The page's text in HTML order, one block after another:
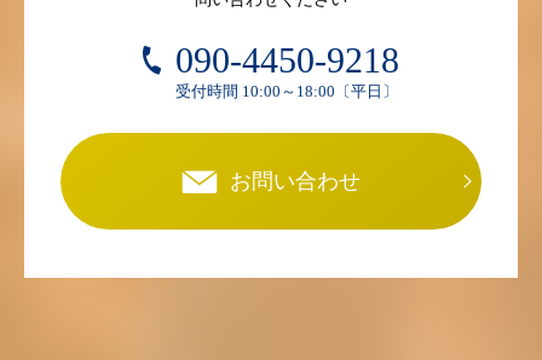
090-4450-9218
受付時間 10:00～18:00〔平日〕
お問い合わせ